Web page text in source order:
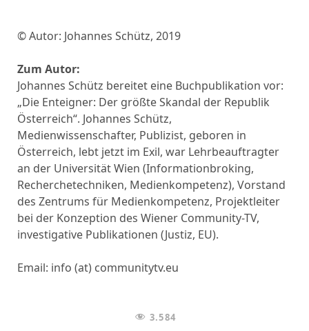
© Autor: Johannes Schütz, 2019
Zum Autor:
Johannes Schütz bereitet eine Buchpublikation vor:
„Die Enteigner: Der größte Skandal der Republik
Österreich“. Johannes Schütz,
Medienwissenschafter, Publizist, geboren in
Österreich, lebt jetzt im Exil, war Lehrbeauftragter
an der Universität Wien (Informationbroking,
Recherchetechniken, Medienkompetenz), Vorstand
des Zentrums für Medienkompetenz, Projektleiter
bei der Konzeption des Wiener Community-TV,
investigative Publikationen (Justiz, EU).
Email: info (at) communitytv.eu
3.584